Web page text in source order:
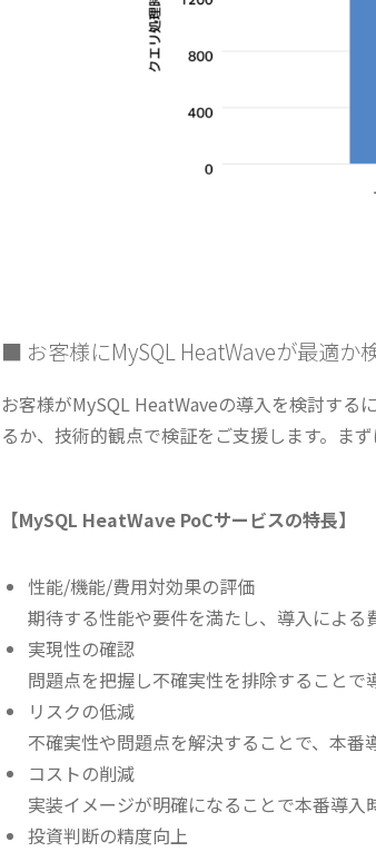
■ お客様にMySQL HeatWaveが最適か
お客様がMySQL HeatWaveの導入を検討する
るか、技術的観点で検証をご支援します。ま
【MySQL HeatWave PoCサービスの特長】
性能/機能/費用対効果の評価
期待する性能や要件を満たし、導入による
実現性の確認
問題点を把握し不確実性を排除することで
リスクの低減
不確実性や問題点を解決することで、本番
コストの削減
実装イメージが明確になることで本番導入
投資判断の精度向上